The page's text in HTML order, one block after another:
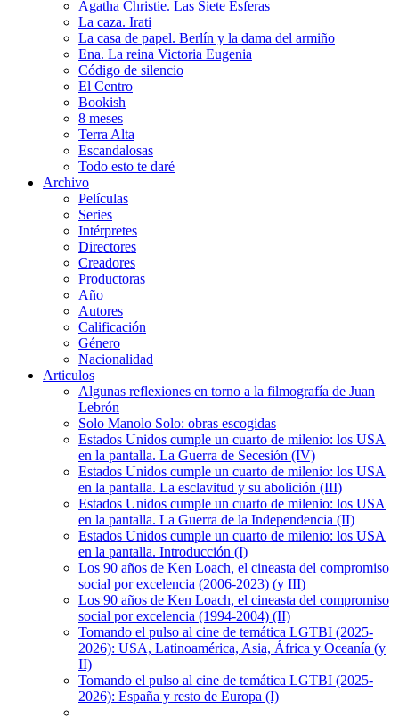
Agatha Christie. Las Siete Esferas
La caza. Irati
La casa de papel. Berlín y la dama del armiño
Ena. La reina Victoria Eugenia
Código de silencio
El Centro
Bookish
8 meses
Terra Alta
Escandalosas
Todo esto te daré
Archivo
Películas
Series
Intérpretes
Directores
Creadores
Productoras
Año
Autores
Calificación
Género
Nacionalidad
Articulos
Algunas reflexiones en torno a la filmografía de Juan
Lebrón
Solo Manolo Solo: obras escogidas
Estados Unidos cumple un cuarto de milenio: los USA
en la pantalla. La Guerra de Secesión (IV)
Estados Unidos cumple un cuarto de milenio: los USA
en la pantalla. La esclavitud y su abolición (III)
Estados Unidos cumple un cuarto de milenio: los USA
en la pantalla. La Guerra de la Independencia (II)
Estados Unidos cumple un cuarto de milenio: los USA
en la pantalla. Introducción (I)
Los 90 años de Ken Loach, el cineasta del compromiso
social por excelencia (2006-2023) (y III)
Los 90 años de Ken Loach, el cineasta del compromiso
social por excelencia (1994-2004) (II)
Tomando el pulso al cine de temática LGTBI (2025-
2026): USA, Latinoamérica, Asia, África y Oceanía (y
II)
Tomando el pulso al cine de temática LGTBI (2025-
2026): España y resto de Europa (I)